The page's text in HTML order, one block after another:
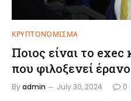
ΚΡΥΠΤΟΝΌΜΙΣΜΑ
Ποιος είναι το
που φιλοξενεί
Byadmin July 30, 2024 0